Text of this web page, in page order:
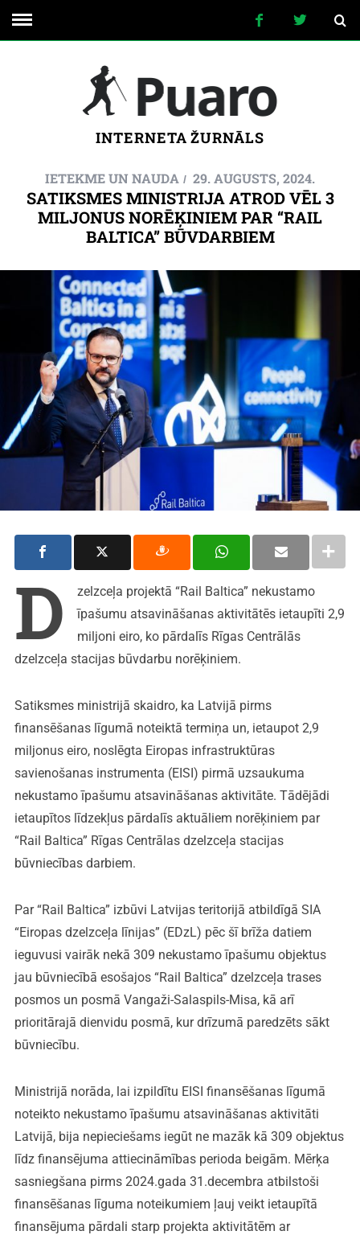
INTERNETA ŽURNĀLS
IETEKME UN NAUDA 29. AUGUSTS, 2024.
SATIKSMES MINISTRIJA ATROD VĒL 3
MILJONUS NORĒĶINIEM PAR “RAIL
BALTICA” BŪVDARBIEM
D
zelzceļa projektā “Rail Baltica” nekustamo
īpašumu atsavināšanas aktivitātēs ietaupīti 2,9
miljoni eiro, ko pārdalīs Rīgas Centrālās
dzelzceļa stacijas būvdarbu norēķiniem.
Satiksmes ministrijā skaidro, ka Latvijā pirms
finansēšanas līgumā noteiktā termiņa un, ietaupot 2,9
miljonus eiro, noslēgta Eiropas infrastruktūras
savienošanas instrumenta (EISI) pirmā uzsaukuma
nekustamo īpašumu atsavināšanas aktivitāte. Tādējādi
ietaupītos līdzekļus pārdalīs aktuāliem norēķiniem par
“Rail Baltica” Rīgas Centrālas dzelzceļa stacijas
būvniecības darbiem.
Par “Rail Baltica” izbūvi Latvijas teritorijā atbildīgā SIA
“Eiropas dzelzceļa līnijas” (EDzL) pēc šī brīža datiem
ieguvusi vairāk nekā 309 nekustamo īpašumu objektus
jau būvniecībā esošajos “Rail Baltica” dzelzceļa trases
posmos un posmā Vangaži-Salaspils-Misa, kā arī
prioritārajā dienvidu posmā, kur drīzumā paredzēts sākt
būvniecību.
Ministrijā norāda, lai izpildītu EISI finansēšanas līgumā
noteikto nekustamo īpašumu atsavināšanas aktivitāti
Latvijā, bija nepieciešams iegūt ne mazāk kā 309 objektus
līdz finansējuma attiecināmības perioda beigām. Mērķa
sasniegšana pirms 2024.gada 31.decembra atbilstoši
finansēšanas līguma noteikumiem ļauj veikt ietaupītā
finansējuma pārdali starp projekta aktivitātēm ar